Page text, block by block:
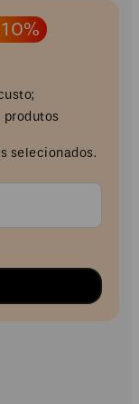
produtos
selecionados.